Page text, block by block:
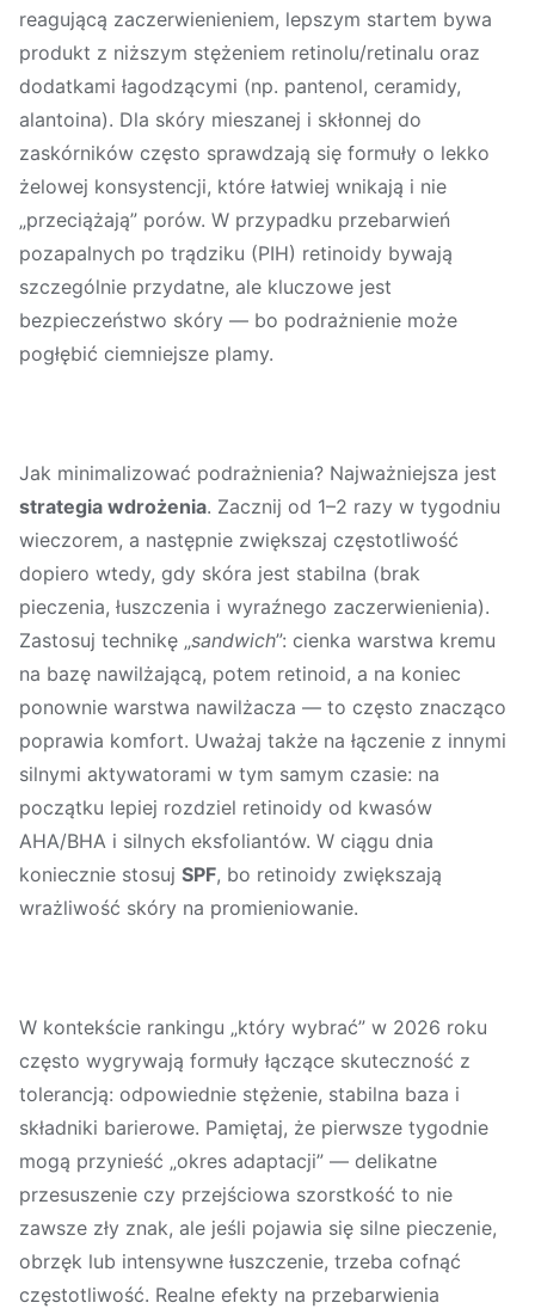
reagującą zaczerwienieniem, lepszym startem bywa
produkt z niższym stężeniem retinolu/retinalu oraz
dodatkami łagodzącymi (np. pantenol, ceramidy,
alantoina). Dla skóry mieszanej i skłonnej do
zaskórników często sprawdzają się formuły o lekko
żelowej konsystencji, które łatwiej wnikają i nie
„przeciążają” porów. W przypadku przebarwień
pozapalnych po trądziku (PIH) retinoidy bywają
szczególnie przydatne, ale kluczowe jest
bezpieczeństwo skóry — bo podrażnienie może
pogłębić ciemniejsze plamy.
Jak minimalizować podrażnienia? Najważniejsza jest
strategia wdrożenia. Zacznij od 1–2 razy w tygodniu
wieczorem, a następnie zwiększaj częstotliwość
dopiero wtedy, gdy skóra jest stabilna (brak
pieczenia, łuszczenia i wyraźnego zaczerwienienia).
Zastosuj technikę „sandwich”: cienka warstwa kremu
na bazę nawilżającą, potem retinoid, a na koniec
ponownie warstwa nawilżacza — to często znacząco
poprawia komfort. Uważaj także na łączenie z innymi
silnymi aktywatorami w tym samym czasie: na
początku lepiej rozdziel retinoidy od kwasów
AHA/BHA i silnych eksfoliantów. W ciągu dnia
koniecznie stosuj SPF, bo retinoidy zwiększają
wrażliwość skóry na promieniowanie.
W kontekście rankingu „który wybrać” w 2026 roku
często wygrywają formuły łączące skuteczność z
tolerancją: odpowiednie stężenie, stabilna baza i
składniki barierowe. Pamiętaj, że pierwsze tygodnie
mogą przynieść „okres adaptacji” — delikatne
przesuszenie czy przejściowa szorstkość to nie
zawsze zły znak, ale jeśli pojawia się silne pieczenie,
obrzęk lub intensywne łuszczenie, trzeba cofnąć
częstotliwość. Realne efekty na przebarwienia